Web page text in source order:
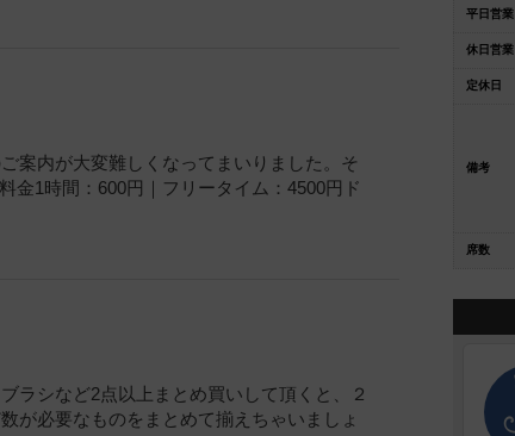
案内が大変難しくなってまいりました。そ
金1時間：600円｜フリータイム：4500円ド
ラシなど2点以上まとめ買いして頂くと、２
が必要なものをまとめて揃えちゃいましょ
平日営業
休日営業
定休日
備考
席数